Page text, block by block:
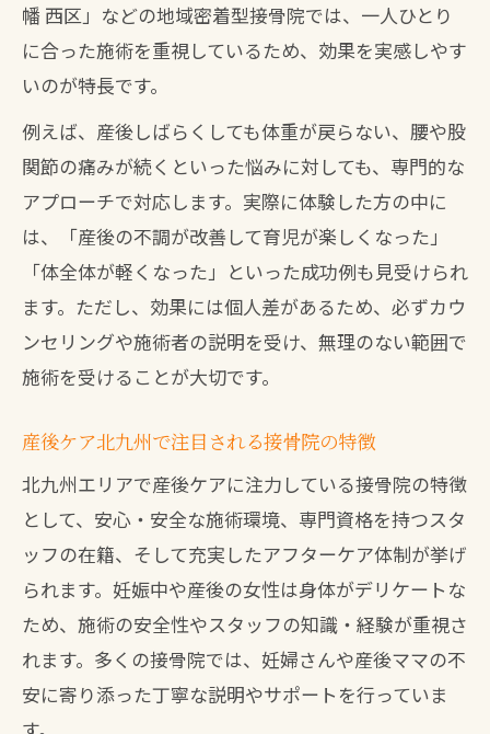
幡 西区」などの地域密着型接骨院では、一人ひとり
に合った施術を重視しているため、効果を実感しやす
いのが特長です。
例えば、産後しばらくしても体重が戻らない、腰や股
関節の痛みが続くといった悩みに対しても、専門的な
アプローチで対応します。実際に体験した方の中に
は、「産後の不調が改善して育児が楽しくなった」
「体全体が軽くなった」といった成功例も見受けられ
ます。ただし、効果には個人差があるため、必ずカウ
ンセリングや施術者の説明を受け、無理のない範囲で
施術を受けることが大切です。
産後ケア北九州で注目される接骨院の特徴
北九州エリアで産後ケアに注力している接骨院の特徴
として、安心・安全な施術環境、専門資格を持つスタ
ッフの在籍、そして充実したアフターケア体制が挙げ
られます。妊娠中や産後の女性は身体がデリケートな
ため、施術の安全性やスタッフの知識・経験が重視さ
れます。多くの接骨院では、妊婦さんや産後ママの不
安に寄り添った丁寧な説明やサポートを行っていま